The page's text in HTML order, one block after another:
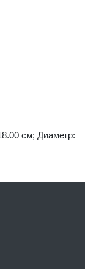
см; Диаметр: